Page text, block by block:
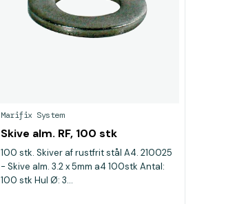
Marifix System
Skive alm. RF, 100 stk
100 stk. Skiver af rustfrit stål A4. 210025
- Skive alm. 3.2 x 5mm a4 100stk Antal:
100 stk Hul Ø: 3...